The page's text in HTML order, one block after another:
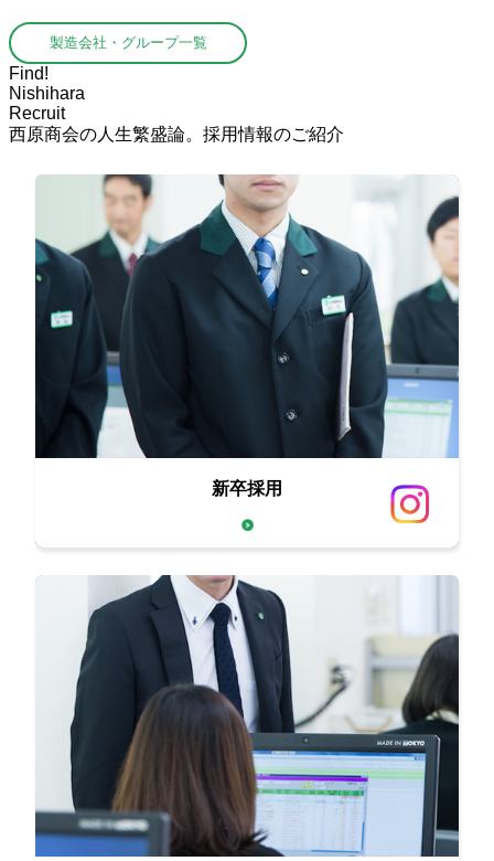
製造会社・グループ一覧
Find!
Nishihara
Recruit
西原商会の人生繁盛論。採用情報のご紹介
新卒採用
西原商会の人生繁盛論